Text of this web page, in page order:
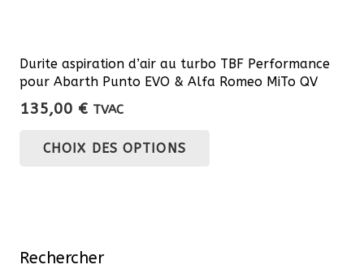
Durite aspiration d’air au turbo TBF Performance
pour Abarth Punto EVO & Alfa Romeo MiTo QV
135,00 € TVAC
CHOIX DES OPTIONS
Rechercher